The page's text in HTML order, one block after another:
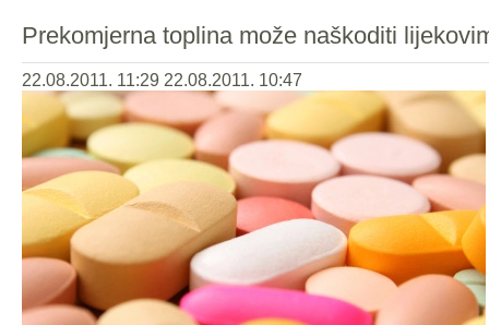
Prekomjerna toplina može naškoditi
22.08.2011. 11:29 22.08.2011. 10:47